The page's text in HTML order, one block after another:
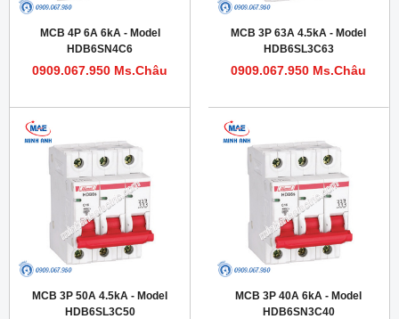
MCB 4P 6A 6kA - Model
HDB6SN4C6
0909.067.950 Ms.Châu
MCB 3P 63A 4.5kA - Model
HDB6SL3C63
0909.067.950 Ms.Châu
MCB 3P 50A 4.5kA - Model
HDB6SL3C50
MCB 3P 40A 6kA - Model
HDB6SN3C40